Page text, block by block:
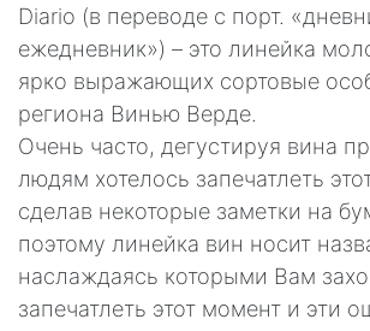
Diario (в переводе с порт.
ежедневник») – это линейка
ярко выражающих сортовые
региона Винью Верде.
Очень часто, дегустируя вина
людям хотелось запечатлеть
сделав некоторые заметки на
поэтому линейка вин носит
наслаждаясь которыми Вам
запечатлеть этот момент и эти